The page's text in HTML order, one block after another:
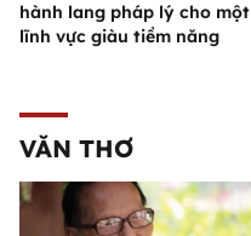
hành lang pháp lý cho một
lĩnh vực giàu tiềm năng
VĂN THƠ